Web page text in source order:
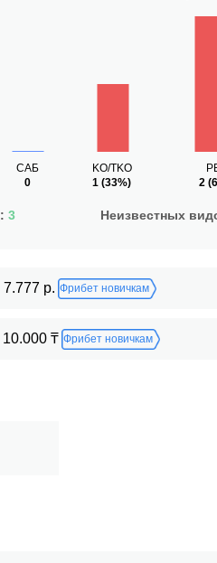
САБ
0
3
KO/TKO
1 (33%)
2
Неизвестных
7.777 р. Фрибет новичкам
10.000 ₸ Фрибет новичкам